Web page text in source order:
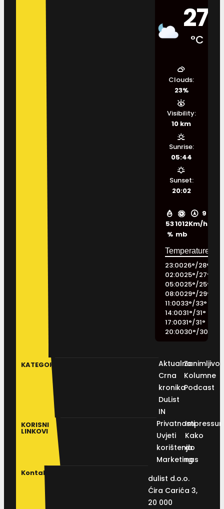
27
°C
53
%
1012
mb
9
Km/h
Clouds:
23%
Visibility:
10 km
Sunrise:
05:44
Sunset:
20:02
23:0026°/28°
02:0025°/27°
05:0025°/25°
08:0029°/29°
11:0033°/33°
14:0031°/31°
17:0031°/31°
20:0030°/30
KATEGORIJE
Aktualno
Crna
kronika
DuList
IN
Kolumne
Podcast
KORISNI
LINKOVI
Privatnosti
Uvjeti
korištenja
Marketing
Kako
do
nas
Kontakt
dulist d.o.o.
Ćira Carića 3,
20 000